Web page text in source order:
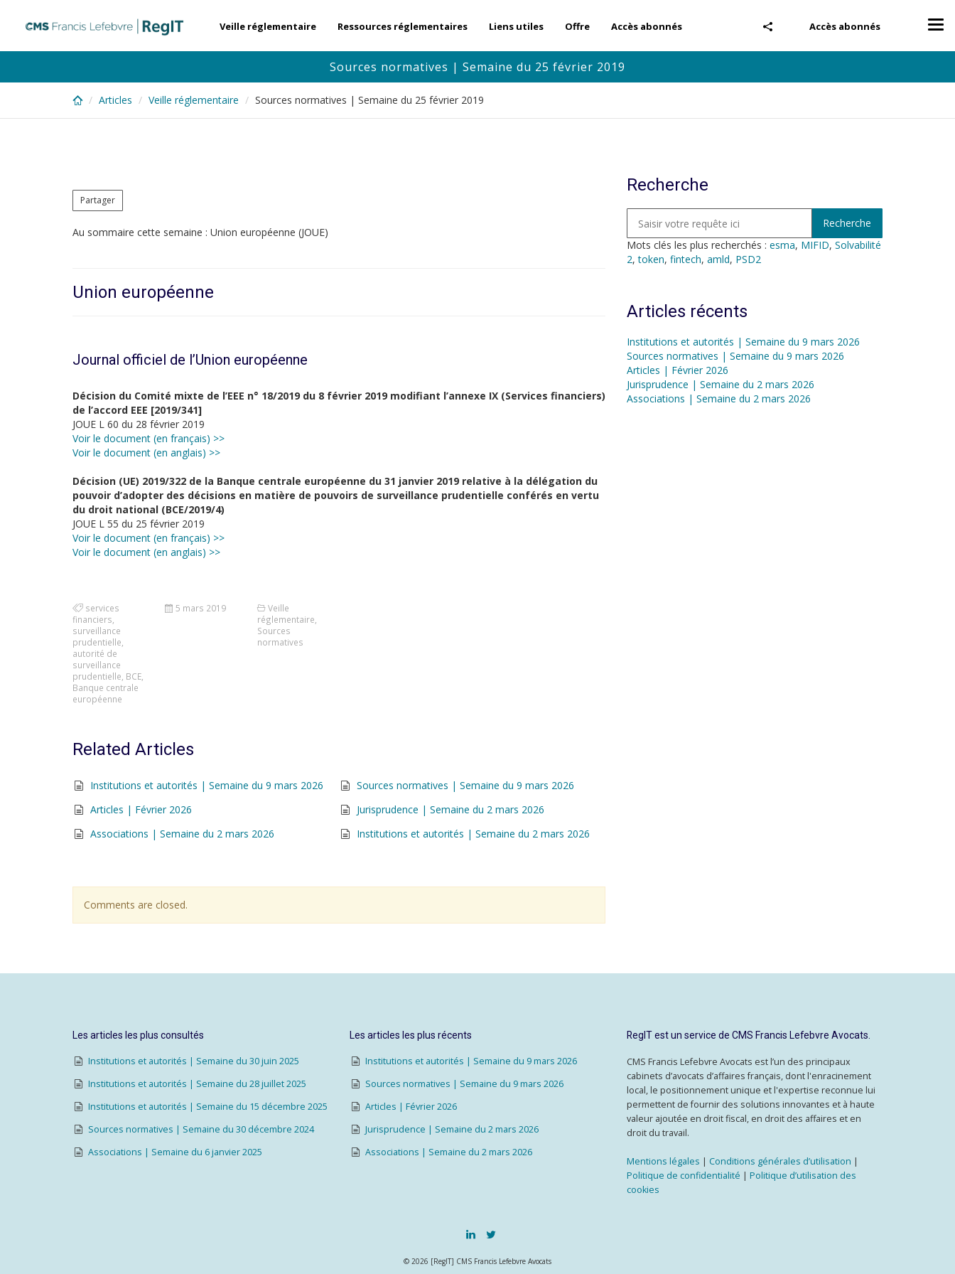
content
Accès abonnés
Veille réglementaire Ressources réglementaires Liens utiles Offre Accès abonnés
Sources normatives | Semaine du 25 février 2019
Articles Veille réglementaire Sources normatives | Semaine du 25 février 2019
Partager
Au sommaire cette semaine : Union européenne (JOUE)
Union européenne
Journal officiel de l’Union européenne
Décision du Comité mixte de l’EEE n° 18/2019 du 8 février 2019 modifiant l’annexe IX (Services financiers)
de l’accord EEE [2019/341]
JOUE L 60 du 28 février 2019
Voir le document (en français) >>
Voir le document (en anglais) >>
Décision (UE) 2019/322 de la Banque centrale européenne du 31 janvier 2019 relative à la délégation du
pouvoir d’adopter des décisions en matière de pouvoirs de surveillance prudentielle conférés en vertu
du droit national (BCE/2019/4)
JOUE L 55 du 25 février 2019
Voir le document (en français) >>
Voir le document (en anglais) >>
services
financiers
surveillance
prudentielle
autorité de
surveillance
prudentielle BCE
Banque centrale
européenne
5 mars 2019
Veille
réglementaire
Sources
normatives
Related Articles
Institutions et autorités | Semaine du 9 mars 2026
Sources normatives | Semaine du 9 mars 2026
Articles | Février 2026
Jurisprudence | Semaine du 2 mars 2026
Associations | Semaine du 2 mars 2026
Institutions et autorités | Semaine du 2 mars 2026
Comments are closed.
Recherche
Mots clés les plus recherchés : esma, MIFID, Solvabilité
2,token, fintech, amld, PSD2
Articles récents
Institutions et autorités | Semaine du 9 mars 2026
Sources normatives | Semaine du 9 mars 2026
Articles | Février 2026
Jurisprudence | Semaine du 2 mars 2026
Associations | Semaine du 2 mars 2026
Les articles les plus consultés
Institutions et autorités | Semaine du 30 juin 2025
Institutions et autorités | Semaine du 28 juillet 2025
Institutions et autorités | Semaine du 15 décembre 2025
Sources normatives | Semaine du 30 décembre 2024
Associations | Semaine du 6 janvier 2025
Les articles les plus récents
Institutions et autorités | Semaine du 9 mars 2026
Sources normatives | Semaine du 9 mars 2026
Articles | Février 2026
Jurisprudence | Semaine du 2 mars 2026
Associations | Semaine du 2 mars 2026
RegIT est un service de CMS Francis Lefebvre Avocats.
CMS Francis Lefebvre Avocats est l’un des principaux
cabinets d’avocats d’affaires français, dont l'enracinement
local, le positionnement unique et l'expertise reconnue lui
permettent de fournir des solutions innovantes et à haute
valeur ajoutée en droit fiscal, en droit des affaires et en
droit du travail.
Mentions légales | Conditions générales d’utilisation |
Politique de confidentialité | Politique d’utilisation des
cookies
© 2026 [RegIT] CMS Francis Lefebvre Avocats